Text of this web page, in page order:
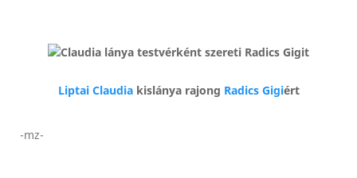
Liptai Claudiakislánya rajong Radics Gigiért
-mz-